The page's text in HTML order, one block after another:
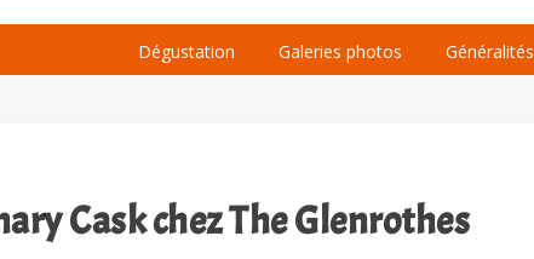
Dégustation Galeries photos Généralités
Cask chez The Glenrothes